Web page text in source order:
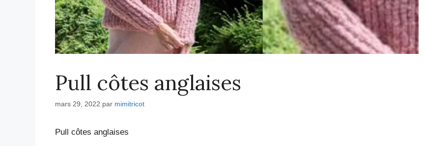
Pull côtes anglaises
mars 29, 2022 par mimitricot
Pull côtes anglaises